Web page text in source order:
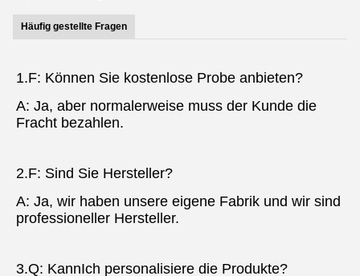
Häufig gestellte Fragen
1.F: Können Sie kostenlose Probe anbieten?
A: Ja, aber normalerweise muss der Kunde die
Fracht bezahlen.
2.F: Sind Sie Hersteller?
A: Ja, wir haben unsere eigene Fabrik und wir sind
professioneller Hersteller.
3.Q: KannIch personalisiere die Produkte?